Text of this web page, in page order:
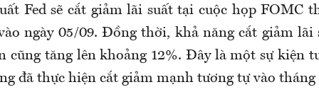
Fed sẽ cắt giảm lãi suất tại cuộc họp FOMC
ngày 05/09. Đồng thời, khả năng cắt giảm lãi
cũng tăng lên khoảng 12%. Đây là một sự kiện
đã thực hiện cắt giảm mạnh tương tự vào